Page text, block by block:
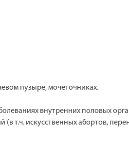
пузыре, мочеточниках.
внутренних половых
т.ч. искусственных абортов,